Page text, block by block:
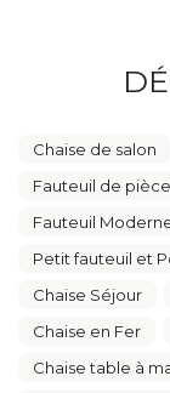
Chaise de salon
Fauteuil de
Fauteuil
Petit fauteuil et
Chaise Séjour
Chaise en Fer
Chaise table à